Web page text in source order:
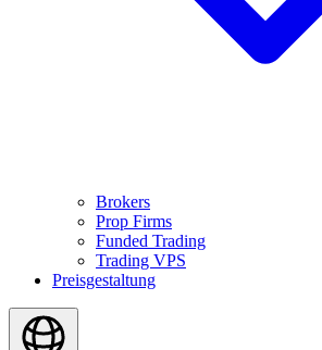
Brokers
Prop Firms
Funded Trading
Trading VPS
Preisgestaltung